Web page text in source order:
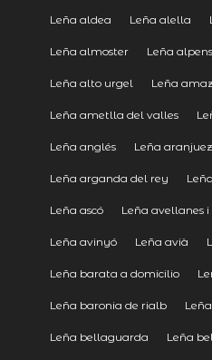
Leña aldea Leña alella
Leña almoster Leña alpens
Leña alto urgel Leña
Leña ametlla del valles
Leña anglés Leña aranjuez
Leña arganda del rey
Leña ascó Leña avellanes
Leña avinyó Leña avià
Leña barata a domicilio
Leña baronia de rialb
Leña bellaguarda Leña